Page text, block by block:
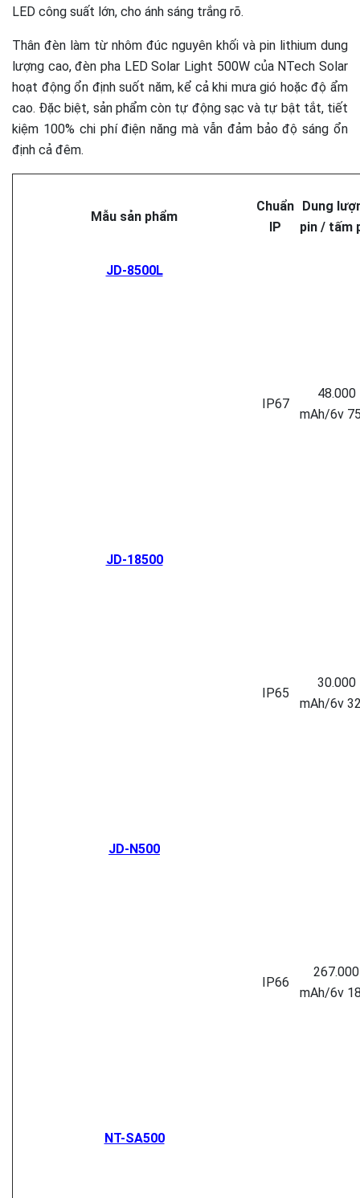
LED công suất lớn, cho ánh sáng trắng rõ.
Thân đèn làm từ nhôm đúc nguyên khối và pin lithium dung
lượng cao, đèn pha LED Solar Light 500W của NTech Solar
hoạt động ổn định suốt năm, kể cả khi mưa gió hoặc độ ẩm
cao. Đặc biệt, sản phẩm còn tự động sạc và tự bật tắt, tiết
kiệm 100% chi phí điện năng mà vẫn đảm bảo độ sáng ổn
định cả đêm.
Mẫu sản phẩm
Chuẩn
IP
Dung
pin / tấm
JD-8500L
IP67
48.000
mAh/6v
JD-18500
IP65
30.000
mAh/6v
JD-N500
IP66
267.000
mAh/6v
NT-SA500